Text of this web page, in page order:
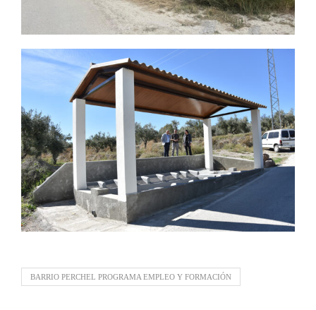
BARRIO PERCHEL PROGRAMA EMPLEO Y FORMACIÓN